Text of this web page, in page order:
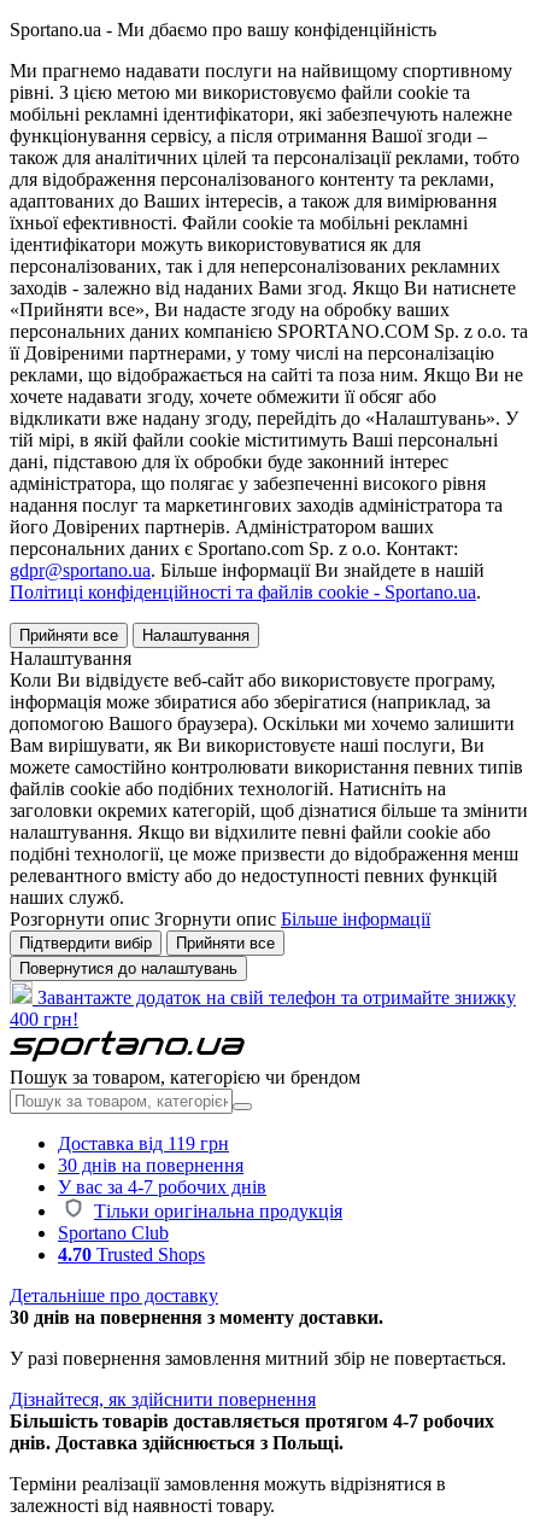
Sportano.ua - Ми дбаємо про вашу конфіденційність
Ми прагнемо надавати послуги на найвищому спортивному
рівні. З цією метою ми використовуємо файли cookie та
мобільні рекламні ідентифікатори, які забезпечують належне
функціонування сервісу, а після отримання Вашої згоди –
також для аналітичних цілей та персоналізації реклами, тобто
для відображення персоналізованого контенту та реклами,
адаптованих до Ваших інтересів, а також для вимірювання
їхньої ефективності. Файли cookie та мобільні рекламні
ідентифікатори можуть використовуватися як для
персоналізованих, так і для неперсоналізованих рекламних
заходів - залежно від наданих Вами згод. Якщо Ви натиснете
«Прийняти все», Ви надасте згоду на обробку ваших
персональних даних компанією SPORTANO.COM Sp. z o.o. та
її Довіреними партнерами, у тому числі на персоналізацію
реклами, що відображається на сайті та поза ним. Якщо Ви не
хочете надавати згоду, хочете обмежити її обсяг або
відкликати вже надану згоду, перейдіть до «Налаштувань». У
тій мірі, в якій файли cookie міститимуть Ваші персональні
дані, підставою для їх обробки буде законний інтерес
адміністратора, що полягає у забезпеченні високого рівня
надання послуг та маркетингових заходів адміністратора та
його Довірених партнерів. Адміністратором ваших
персональних даних є Sportano.com Sp. z o.o. Контакт:
gdpr@sportano.ua. Більше інформації Ви знайдете в нашій
Політиці конфіденційності та файлів cookie - Sportano.ua.
Прийняти все Налаштування
Налаштування
Коли Ви відвідуєте веб-сайт або використовуєте програму,
інформація може збиратися або зберігатися (наприклад, за
допомогою Вашого браузера). Оскільки ми хочемо залишити
Вам вирішувати, як Ви використовуєте наші послуги, Ви
можете самостійно контролювати використання певних типів
файлів cookie або подібних технологій. Натисніть на
заголовки окремих категорій, щоб дізнатися більше та змінити
налаштування. Якщо ви відхилите певні файли cookie або
подібні технології, це може призвести до відображення менш
релевантного вмісту або до недоступності певних функцій
наших служб.
Розгорнути опис Згорнути опис Більше інформації
Підтвердити вибір
Прийняти все
Повернутися до налаштувань
Завантажте додаток на свій телефон та отримайте знижку
400 грн!
Пошук за товаром, категорією чи брендом
Доставка від 119 грн
30 днів на повернення
У вас за 4-7 робочих днів
Тільки оригінальна продукція
Sportano Club
4.70 Trusted Shops
Детальніше про доставку
30 днів на повернення з моменту доставки.
У разі повернення замовлення митний збір не повертається.
Дізнайтеся, як здійснити повернення
Більшість товарів доставляється протягом 4-7 робочих
днів. Доставка здійснюється з Польщі.
Терміни реалізації замовлення можуть відрізнятися в
залежності від наявності товару.